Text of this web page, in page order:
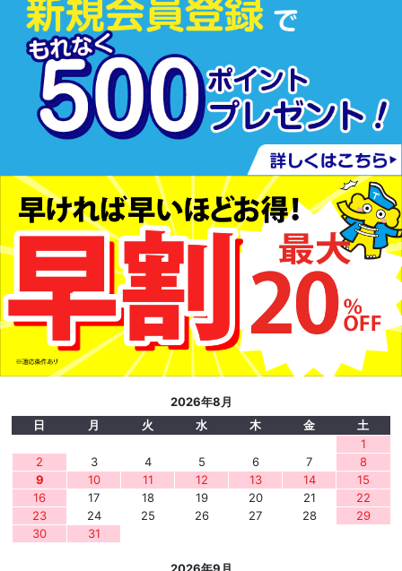
2026年8月
日
月 火 水 木 金
土
1
2
3 4 5 6 7
8
9
10 11 12 13 14
15
16
17 18 19 20 21
22
23
24 25 26 27 28
29
30
31